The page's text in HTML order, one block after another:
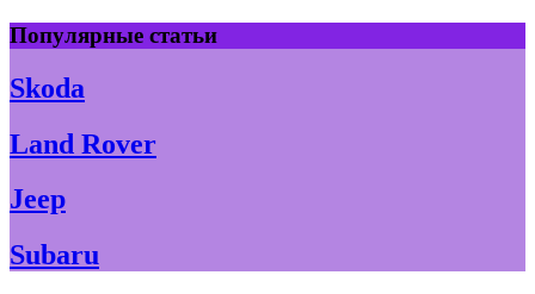
Skip
to
content
Популярные статьи
Skoda
Land Rover
Jeep
Subaru